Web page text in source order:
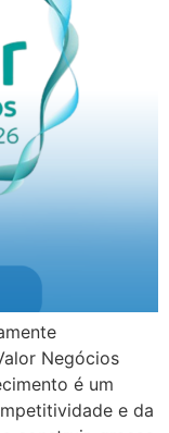
Negócios
é um
e da